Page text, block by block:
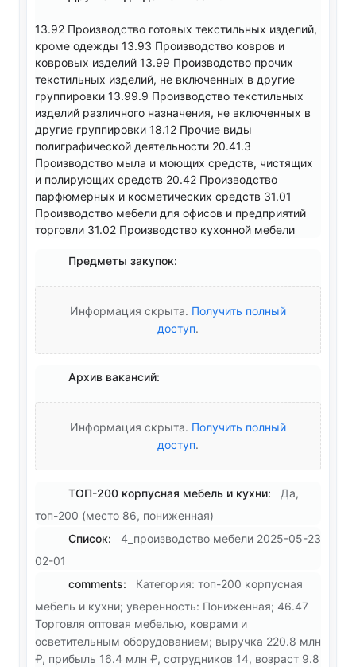
13.92 Производство готовых текстильных изделий,
кроме одежды 13.93 Производство ковров и
ковровых изделий 13.99 Производство прочих
текстильных изделий, не включенных в другие
группировки 13.99.9 Производство текстильных
изделий различного назначения, не включенных в
другие группировки 18.12 Прочие виды
полиграфической деятельности 20.41.3
Производство мыла и моющих средств, чистящих
и полирующих средств 20.42 Производство
парфюмерных и косметических средств 31.01
Производство мебели для офисов и предприятий
торговли 31.02 Производство кухонной мебели
Предметы закупок:
Информация скрыта. Получить полный
доступ.
Архив вакансий:
Информация скрыта. Получить полный
доступ.
ТОП-200 корпусная мебель и кухни:
Да,
топ-200 (место 86, пониженная)
Список:
4_производство мебели 2025-05-23
02-01
comments:
Категория: топ-200 корпусная
мебель и кухни; уверенность: Пониженная; 46.47
Торговля оптовая мебелью, коврами и
осветительным оборудованием; выручка 220.8 млн
₽, прибыль 16.4 млн ₽, сотрудников 14, возраст 9.8